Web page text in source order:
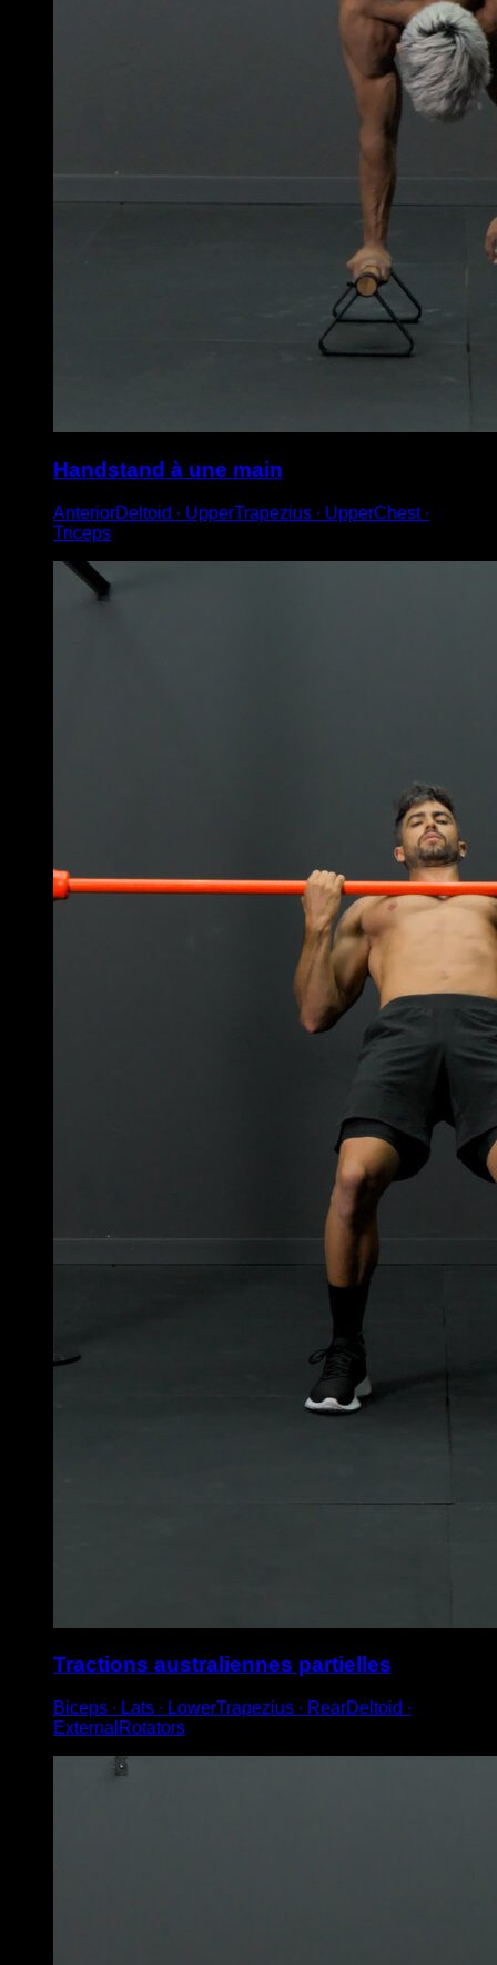
Handstand à une main
AnteriorDeltoid ∙ UpperTrapezius ∙ UpperChest ∙
Triceps
Tractions australiennes partielles
Biceps ∙ Lats ∙ LowerTrapezius ∙ RearDeltoid ∙
ExternalRotators